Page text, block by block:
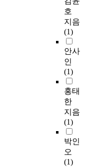
호
지음
(1)
안사
인
(1)
홍태
한
지음
(1)
박인
오
(1)